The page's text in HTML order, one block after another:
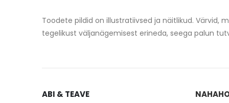
Toodete pildid on illustratiivsed ja näitlikud.
tegelikust väljanägemisest erineda, seega palun
ABI & TEAVE